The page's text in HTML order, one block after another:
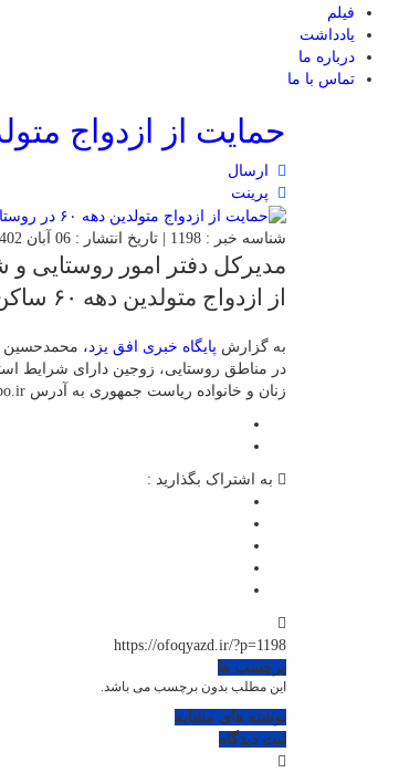
فیلم
یادداشت
درباره ما
تماس با ما
حمایت از ازدواج متولدین دهه
ارسال
پرینت
شناسه خبر : 1198 | تاریخ انتشار : 06 آبان 1402 - 13:01 |
مدیرکل دفتر امور روستایی
از ازدواج متولدین دهه ۶۰ ساکن در مناطق روستایی خبر داد.
به گزارش پایگاه خبری افق یزد،
در مناطق روستایی، زوجین دارای شرایط
زنان و خانواده ریاست جمهوری به آدرس https://women.iripo.ir نسبت به ثبت نام اقدام کنند.
به اشتراک بگذارید :
https://ofoqyazd.ir/?p=1198
برچسب ها
این مطلب بدون برچسب می باشد.
نوشته های مشابه
ثبت دیدگاه